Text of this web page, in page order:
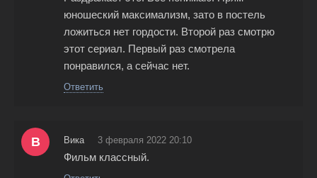
юношеский максимализм, зато в постель
ложиться нет гордости. Второй раз смотрю
этот сериал. Первый раз смотрела
понравился, а сейчас нет.
Ответить
В Вика 3 февраля 2022 20:10
Фильм классный.